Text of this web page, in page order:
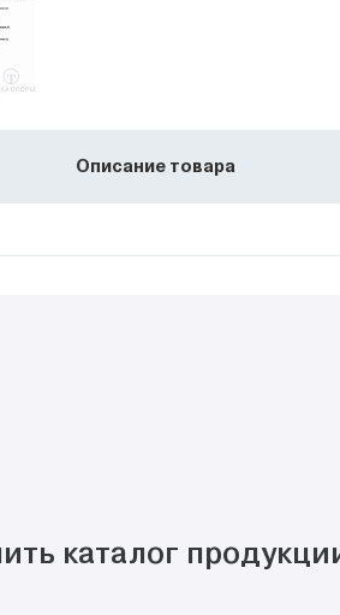
Описание товара
каталог